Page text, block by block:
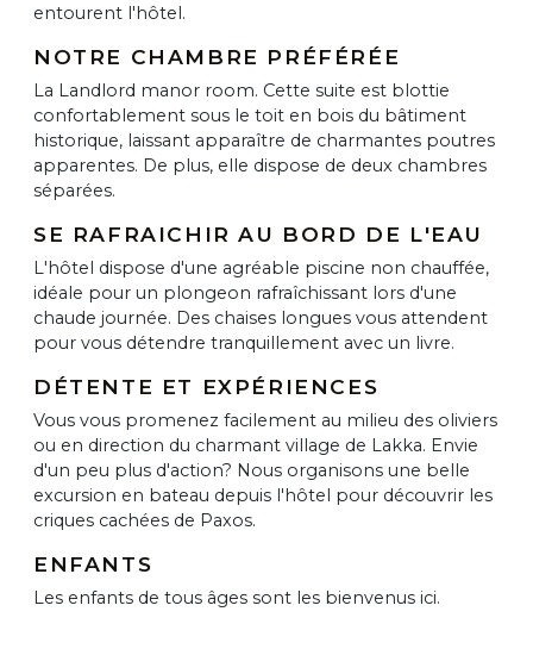
entourent l'hôtel.
NOTRE CHAMBRE PRÉFÉRÉE
La Landlord manor room. Cette suite est blottie
confortablement sous le toit en bois du bâtiment
historique, laissant apparaître de charmantes poutres
apparentes. De plus, elle dispose de deux chambres
séparées.
SE RAFRAICHIR AU BORD DE L'EAU
L'hôtel dispose d'une agréable piscine non chauffée,
idéale pour un plongeon rafraîchissant lors d'une
chaude journée. Des chaises longues vous attendent
pour vous détendre tranquillement avec un livre.
DÉTENTE ET EXPÉRIENCES
Vous vous promenez facilement au milieu des oliviers
ou en direction du charmant village de Lakka. Envie
d'un peu plus d'action? Nous organisons une belle
excursion en bateau depuis l'hôtel pour découvrir les
criques cachées de Paxos.
ENFANTS
Les enfants de tous âges sont les bienvenus ici.